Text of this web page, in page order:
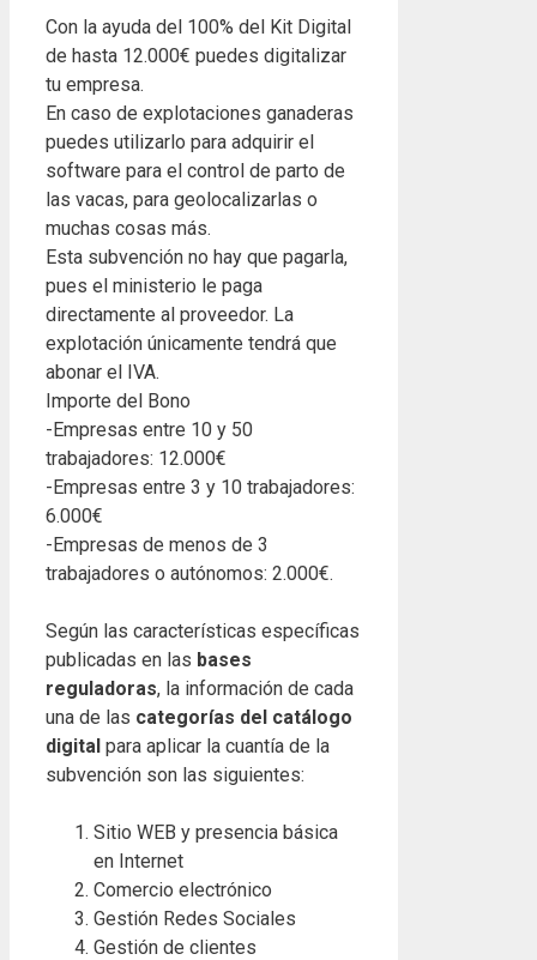
Con la ayuda del 100% del Kit Digital
de hasta 12.000€ puedes digitalizar
tu empresa.
En caso de explotaciones ganaderas
puedes utilizarlo para adquirir el
software para el control de parto de
las vacas, para geolocalizarlas o
muchas cosas más.
Esta subvención no hay que pagarla,
pues el ministerio le paga
directamente al proveedor. La
explotación únicamente tendrá que
abonar el IVA.
Importe del Bono
-Empresas entre 10 y 50
trabajadores: 12.000€
-Empresas entre 3 y 10 trabajadores:
6.000€
-Empresas de menos de 3
trabajadores o autónomos: 2.000€.
Según las características específicas
publicadas en las bases
reguladoras, la información de cada
una de las categorías del catálogo
digital para aplicar la cuantía de la
subvención son las siguientes:
Sitio WEB y presencia básica
en Internet
Comercio electrónico
Gestión Redes Sociales
Gestión de clientes